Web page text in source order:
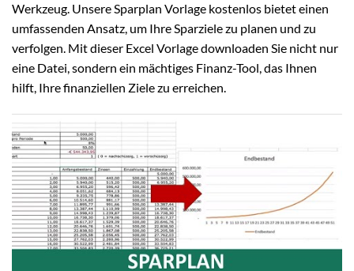
Werkzeug. Unsere Sparplan Vorlage kostenlos bietet einen
umfassenden Ansatz, um Ihre Sparziele zu planen und zu
verfolgen. Mit dieser Excel Vorlage downloaden Sie nicht nur
eine Datei, sondern ein mächtiges Finanz-Tool, das Ihnen
hilft, Ihre finanziellen Ziele zu erreichen.